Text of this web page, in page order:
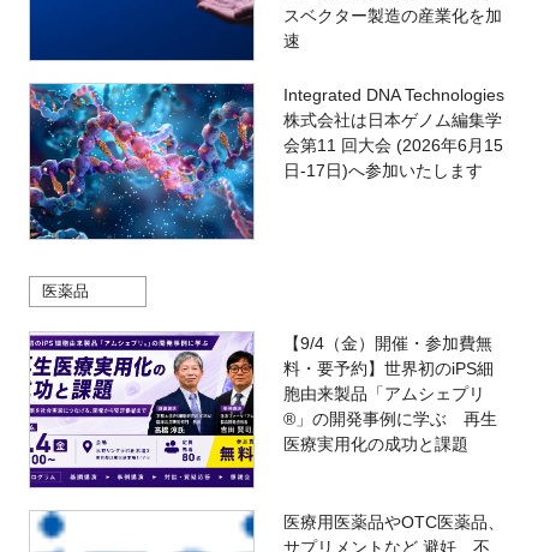
スベクター製造の産業化を加
速
Integrated DNA Technologies
株式会社は日本ゲノム編集学
会第11 回大会 (2026年6月15
日-17日)へ参加いたします
医薬品
【9/4（金）開催・参加費無
料・要予約】世界初のiPS細
胞由来製品「アムシェプリ
®」の開発事例に学ぶ 再生
医療実用化の成功と課題
医療用医薬品やOTC医薬品、
サプリメントなど 避妊、不